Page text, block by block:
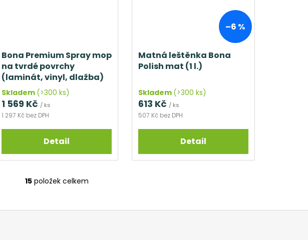
Bona Premium Spray mop
na tvrdé povrchy
(laminát, vinyl, dlažba)
Skladem (>300 ks)
1 297 Kč bez DPH
1 569 Kč / ks
Detail
–6 %
Matná leštěnka Bona
Polish mat (1 l.)
Skladem (>300 ks)
507 Kč bez DPH
613 Kč / ks
Detail
O
l
15položek celkem